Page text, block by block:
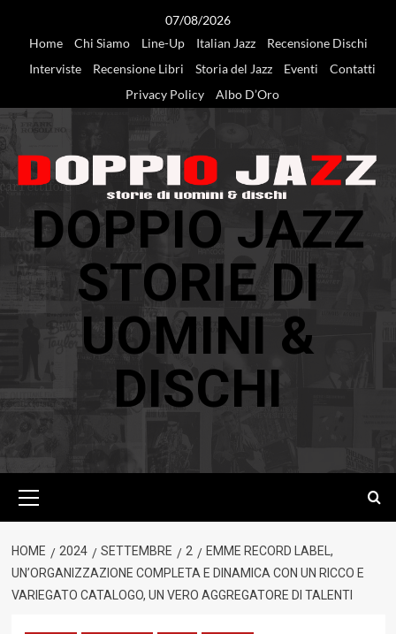
07/08/2026
Home
Chi Siamo Line-Up Italian Jazz
Recensione Dischi
Interviste
Recensione Libri Storia del Jazz Eventi
Contatti
Privacy Policy
Albo D’Oro
DOPPIO JAZZ
STORIE DI
UOMINI &
DISCHI
principale
HOME 2024 SETTEMBRE 2
EMME RECORD LABEL,
UN’ORGANIZZAZIONE COMPLETA E DINAMICA CON UN RICCO E
VARIEGATO CATALOGO, UN VERO AGGREGATORE DI TALENTI